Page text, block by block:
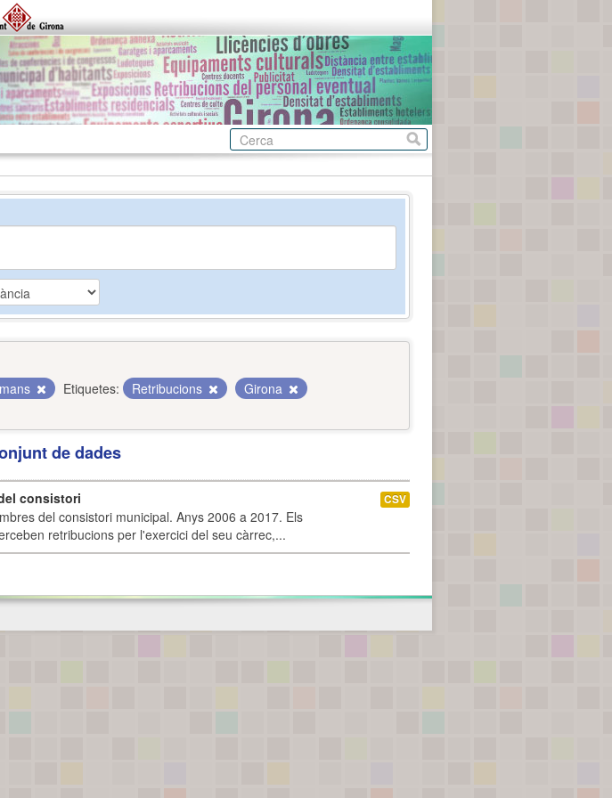
Etiquetes: Retribucions
Girona
de dades
consistori
del consistori municipal. Anys 2006 a 2017. Els
retribucions per l'exercici del seu càrrec,...
CSV